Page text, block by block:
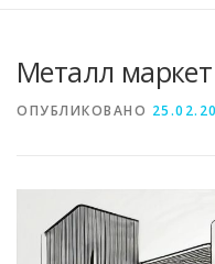
МЕТАЛЛЫ И
СВОЙСТВА МЕТАЛЛОВ
Металл маркет
ОПУБЛИКОВАНО